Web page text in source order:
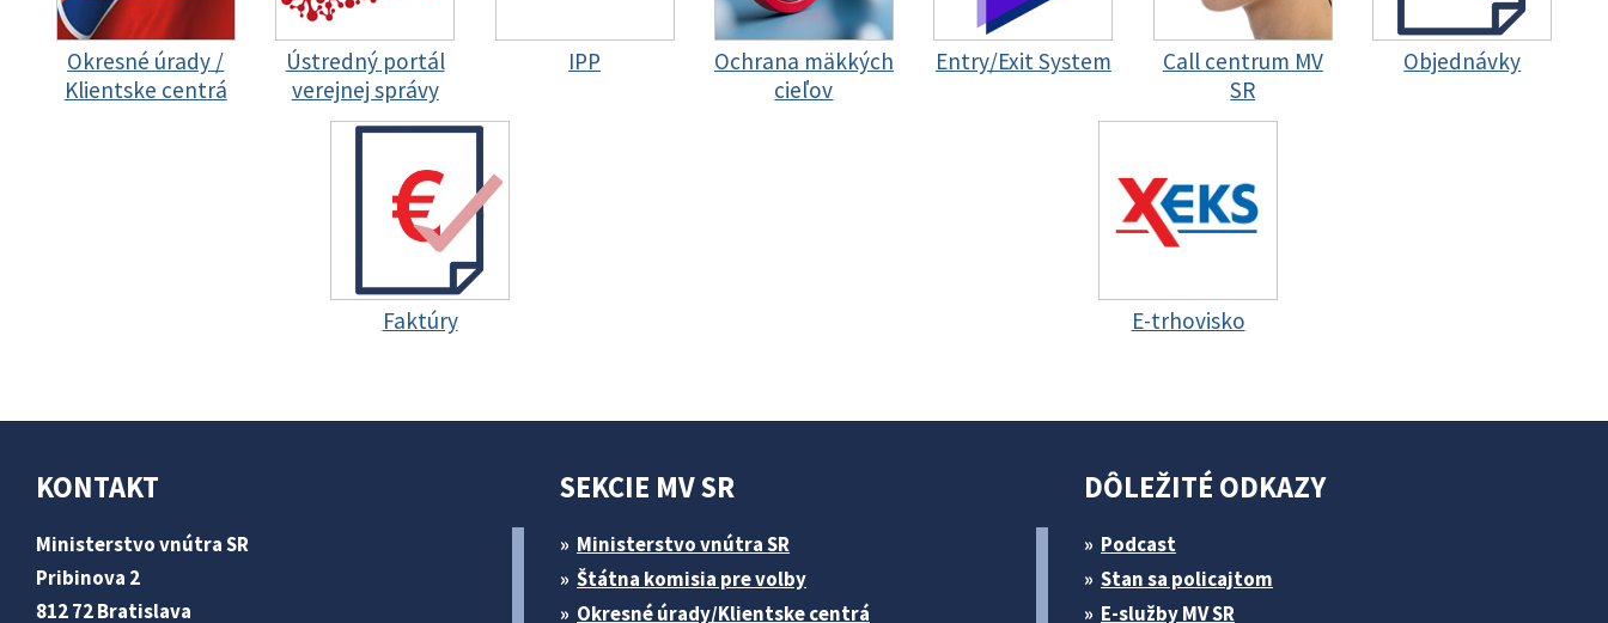
Okresné úrady /
Klientske centrá
Ústredný portál
verejnej správy
IPP
Ochrana mäkkých
cieľov
Entry/Exit System
Call centrum MV
SR
Objednávky
Faktúry E-trhovisko
KONTAKT
Ministerstvo vnútra SR
Pribinova 2
812 72 Bratislava
SEKCIE MV SR
Ministerstvo vnútra SR
Štátna komisia pre volby
Okresné úrady/Klientske centrá
DÔLEŽITÉ ODKAZY
Podcast
Stan sa policajtom
E-služby MV SR